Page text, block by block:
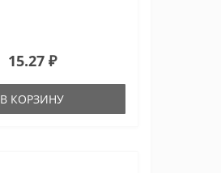
15.27 ₽
В КОРЗИНУ